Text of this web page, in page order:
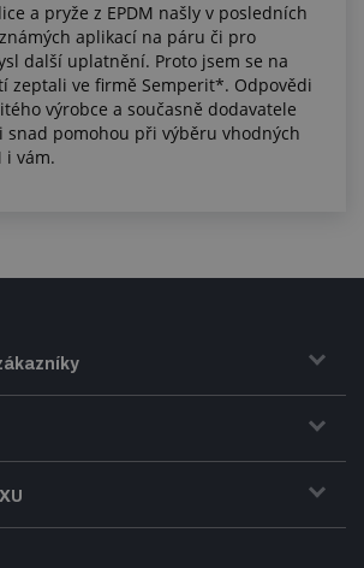
a pryže z EPDM našly v posledních
aplikací na páru či pro
další uplatnění. Proto jsem se na
zeptali ve firmě Semperit*. Odpovědi
výrobce a současně dodavatele
snad pomohou při výběru vhodných
i vám.
zboží